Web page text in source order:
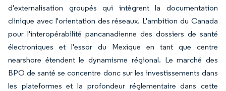
d'externalisation groupés qui intègrent la documentation
clinique avec l'orientation des réseaux. L'ambition du Canada
pour l'interopérabilité pancanadienne des dossiers de santé
électroniques et l'essor du Mexique en tant que centre
nearshore étendent le dynamisme régional. Le marché des
BPO de santé se concentre donc sur les investissements dans
les plateformes et la profondeur réglementaire dans cette